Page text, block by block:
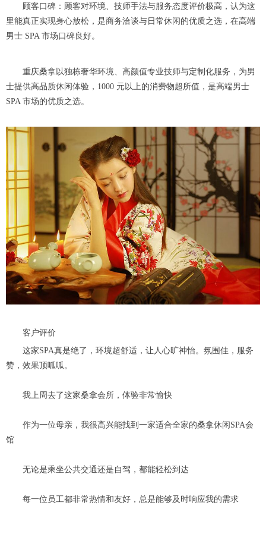
顾客口碑：顾客对环境、技师手法与服务态度评价极高，认为这
里能真正实现身心放松，是商务洽谈与日常休闲的优质之选，在高端
男士 SPA 市场口碑良好。
重庆桑拿以独栋奢华环境、高颜值专业技师与定制化服务，为男
士提供高品质休闲体验，1000 元以上的消费物超所值，是高端男士
SPA 市场的优质之选。
客户评价
这家SPA真是绝了，环境超舒适，让人心旷神怡。氛围佳，服务
赞，效果顶呱呱。
我上周去了这家桑拿会所，体验非常愉快
作为一位母亲，我很高兴能找到一家适合全家的桑拿休闲SPA会
馆
无论是乘坐公共交通还是自驾，都能轻松到达
每一位员工都非常热情和友好，总是能够及时响应我的需求